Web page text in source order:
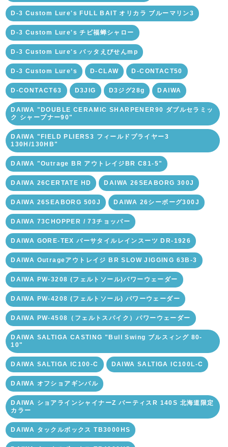
D-3 Custom Lure's FULL BAIT オリカラ ブルーマリン3
D-3 Custom Lure's チビ福蝉シャロー
D-3 Custom Lure's バッタえびせんmp
D-3 Custom Lure’s D-CLAW D-CONTACT50
D-CONTACT63 D3JIG D3ジグ28g DAIWA
DAIWA "DOUBLE CERAMIC SHARPENER90 ダブルセラミッ
ク シャープナー90"
DAIWA "FIELD PLIERS3 フィールドプライヤー3
130H/130HB"
DAIWA "Outrage BR アウトレイジBR C81-5"
DAIWA 26CERTATE HD DAIWA 26SEABORG 300J
DAIWA 26SEABORG 500J DAIWA 26シーボーグ300J
DAIWA 73CHOPPER / 73チョッパー
DAIWA GORE-TEX バーサタイルレインスーツ DR-1926
DAIWA Outrageアウトレイジ BR SLOW JIGGING 63B-3
DAIWA PW-3208 (フェルトソール)パワーウェーダー
DAIWA PW-4208 (フェルトソール) パワーウェーダー
DAIWA PW-4508（フェルトスパイク）パワーウェーダー
DAIWA SALTIGA CASTING "Bull Swing ブルスィング 80-
10"
DAIWA SALTIGA IC100-C DAIWA SALTIGA IC100L-C
DAIWA オフショアギンバル
DAIWA ショアラインシャイナーZ バーティスR 140S 北海道限定
カラー
DAIWA タックルボックス TB3000HS